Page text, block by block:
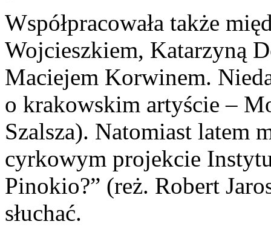
Współpracowała także
Wojcieszkiem, Katarzyną
Maciejem Korwinem.
o krakowskim artyście –
Szalsza). Natomiast latem
cyrkowym projekcie
Pinokio?” (reż. Robert
słuchać.